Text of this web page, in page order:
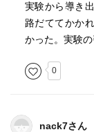
実験から導き
路だててかか
かった。実験の
0
nack7さん